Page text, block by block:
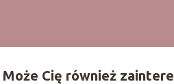
Może Cię również